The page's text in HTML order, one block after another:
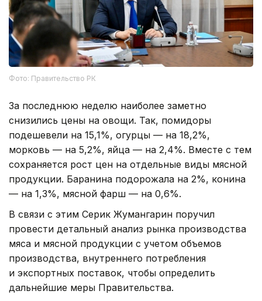
Фото: Правительство РК
За последнюю неделю наиболее заметно
снизились цены на овощи. Так, помидоры
подешевели на 15,1%, огурцы — на 18,2%,
морковь — на 5,2%, яйца — на 2,4%. Вместе с тем
сохраняется рост цен на отдельные виды мясной
продукции. Баранина подорожала на 2%, конина
— на 1,3%, мясной фарш — на 0,6%.
В связи с этим Серик Жумангарин поручил
провести детальный анализ рынка производства
мяса и мясной продукции с учетом объемов
производства, внутреннего потребления
и экспортных поставок, чтобы определить
дальнейшие меры Правительства.